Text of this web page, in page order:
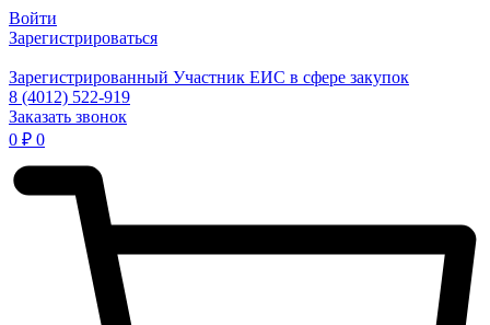
Войти
Зарегистрироваться
Зарегистрированный Участник ЕИС в сфере закупок
8 (4012) 522-919
Заказать звонок
0 ₽ 0